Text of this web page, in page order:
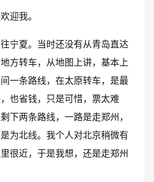
迎我。
宁夏。当时还没有从青岛直达
方转车，从地图上讲，基本上
一条路线，在太原转车，是最
也省钱，只是可惜，票太难
下两条路线，一路是走郑州，
为北线。我个人对北京稍微有
很近，于是我想，还是走郑州